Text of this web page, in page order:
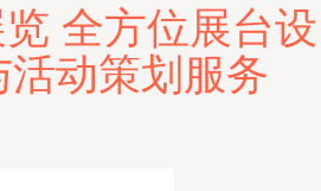
览 全方位展台设
动策划服务